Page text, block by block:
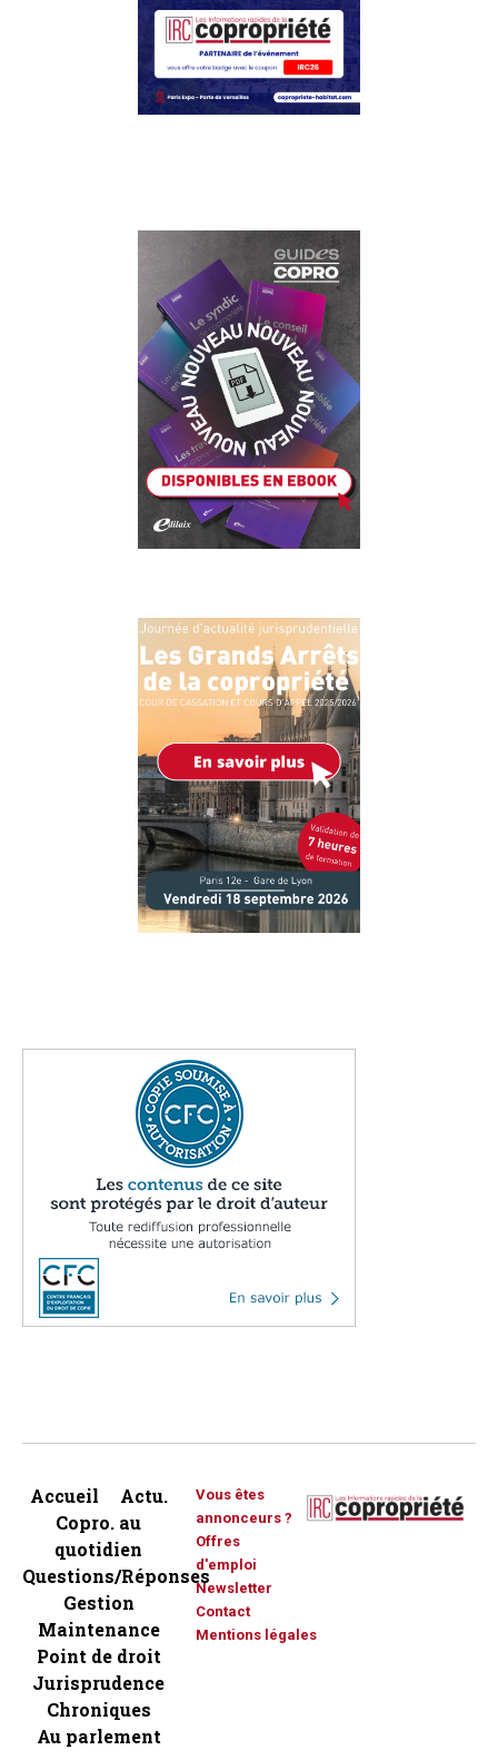
Accueil
Actu.
Copro. au
quotidien
Questions/Réponses
Gestion
Maintenance
Point de droit
Jurisprudence
Chroniques
Au parlement
Vous êtes
annonceurs ?
Offres
d'emploi
Newsletter
Contact
Mentions légales